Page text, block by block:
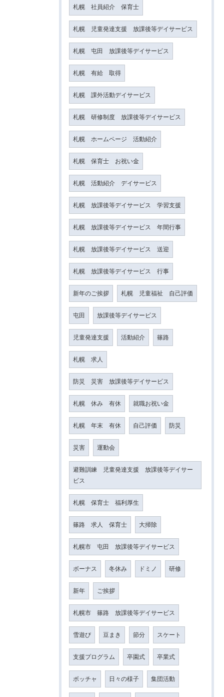
札幌 社員紹介 保育士
札幌 児童発達支援 放課後等デイサービス
札幌 屯田 放課後等デイサービス
札幌 有給 取得
札幌 課外活動デイサービス
札幌 研修制度 放課後等デイサービス
札幌 ホームページ 活動紹介
札幌 保育士 お祝い金
札幌 活動紹介 デイサービス
札幌 放課後等デイサービス 学習支援
札幌 放課後等デイサービス 年間行事
札幌 放課後等デイサービス 送迎
札幌 放課後等デイサービス 行事
新年のご挨拶 札幌 児童福祉 自己評価
屯田 放課後等デイサービス
児童発達支援 活動紹介 篠路
札幌 求人
防災 災害 放課後等デイサービス
札幌 休み 有休 就職お祝い金
札幌 年末 有休 自己評価 防災
災害 運動会
避難訓練 児童発達支援 放課後等デイサー
ビス
札幌 保育士 福利厚生
篠路 求人 保育士 大掃除
札幌市 屯田 放課後等デイサービス
ボーナス 冬休み ドミノ 研修
新年 ご挨拶
札幌市 篠路 放課後等デイサービス
雪遊び 豆まき 節分 スケート
支援プログラム 卒園式 卒業式
ボッチャ 日々の様子 集団活動